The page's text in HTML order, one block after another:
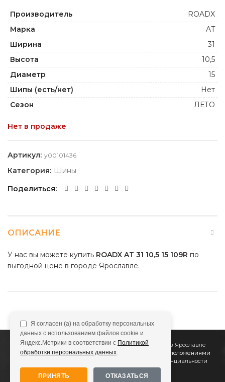
Производитель
ROADX
Марка
AT
Ширина
31
Высота
10,5
Диаметр
15
Шипы (есть/нет)
Нет
Сезон
ЛЕТО
Нет в продаже
Артикул: y00101436
Категория: Шины
Поделиться
ОПИСАНИЕ
У нас вы можете купить ROADX AT 31 10,5 15 109R по
выгодной цене в городе Ярославле.
2011Все Колёса Интернет-магазин шин и дисков в Ярославле
Сайт не является публичной офертой, определяемой положениями
Политике конфиденциальности
Я согласен (а) на обработку персональных
данных с использованием файлов cookie и
Яндекс.Метрики в соответствии с Политикой
обработки персональных данных.
ПРИНЯТЬ ОТКАЗАТЬСЯ